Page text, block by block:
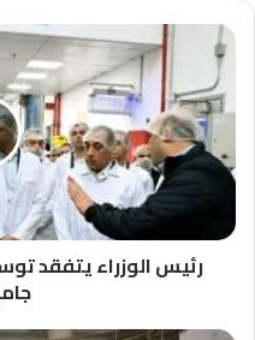
رئيس
الوزراء
يتفقد
توسعات
مصنع
شركة
بروكتر
جامبل
رئيس الوزراء يتفقد